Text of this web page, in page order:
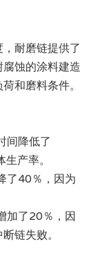
耐磨链提供了
蚀的涂料建造
和磨料条件。
间降低了
产率。
了40％，因为
加了20％，因
链失败。